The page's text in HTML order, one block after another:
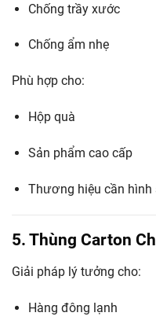
Chống trầy xước
Chống ẩm nhẹ
Phù hợp cho:
Hộp quà
Sản phẩm cao cấp
Thương hiệu cần hình
5. Thùng Carton
Giải pháp lý tưởng cho:
Hàng đông lạnh